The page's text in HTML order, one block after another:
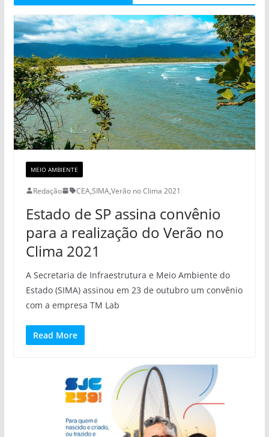
MEIO AMBIENTE
Redação CEA,SIMA,Verão no Clima 2021
Estado de SP assina convênio
para a realização do Verão no
Clima 2021
A Secretaria de Infraestrutura e Meio Ambiente do
Estado (SIMA) assinou em 23 de outubro um convênio
com a empresa TM Lab
Read More